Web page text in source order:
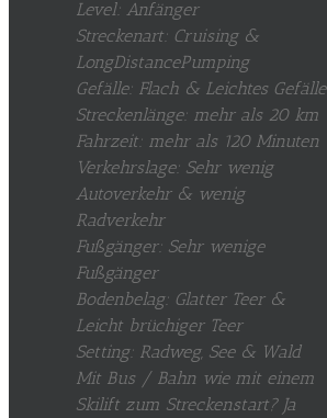
Level: Anfänger
Streckenart: Cruising &
LongDistancePumping
Gefälle: Flach & Leichtes Gefälle
Streckenlänge: mehr als 20 km
Fahrzeit: mehr als 120 Minuten
Verkehrslage: Sehr wenig
Autoverkehr & wenig
Radverkehr
Fußgänger: Sehr wenige
Fußgänger
Bodenbelag: Glatter Teer &
Leicht brüchiger Teer
Setting: Radweg, See & Wald
Mit Bus / Bahn wie mit einem
Skilift zum Streckenstart? Ja